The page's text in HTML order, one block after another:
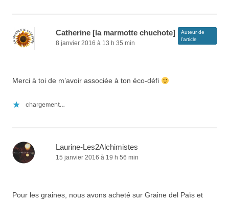
Catherine [la marmotte chuchote]
Auteur de
l’article
8 janvier 2016 à 13 h 35 min
Merci à toi de m’avoir associée à ton éco-défi
chargement…
Laurine-Les2Alchimistes
15 janvier 2016 à 19 h 56 min
Pour les graines, nous avons acheté sur Graine del Païs et